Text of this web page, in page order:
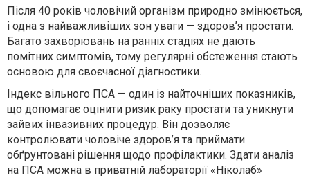
Після 40 років чоловічий організм природно змінюється,
і одна з найважливіших зон уваги — здоров’я простати.
Багато захворювань на ранніх стадіях не дають
помітних симптомів, тому регулярні обстеження стають
основою для своєчасної діагностики.
Індекс вільного ПСА — один із найточніших показників,
що допомагає оцінити ризик раку простати та уникнути
зайвих інвазивних процедур. Він дозволяє
контролювати чоловіче здоров’я та приймати
обґрунтовані рішення щодо профілактики. Здати аналіз
на ПСА можна в приватній лабораторії «Ніколаб»